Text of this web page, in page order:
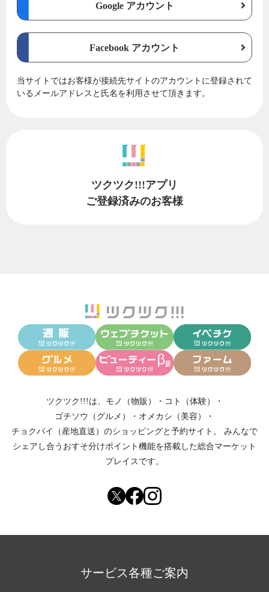
Google アカウント
Facebook アカウント
当サイトではお客様が接続先サイトのアカウントに登録されて
いるメールアドレスと氏名を利用させて頂きます。
ツクツク!!!アプリ
ご登録済みのお客様
ツクツク!!!は、 モノ（物販） ・ コト（体験）
・
ゴチソウ（グルメ）
・ オメカシ（美容）
・
チョクバイ（産地直送） のショッピングと予約サイト。
みんなで
シェアし合う おすそ分けポイント機能を搭載した総合マーケット
プレイスです。
サービス各種ご案内